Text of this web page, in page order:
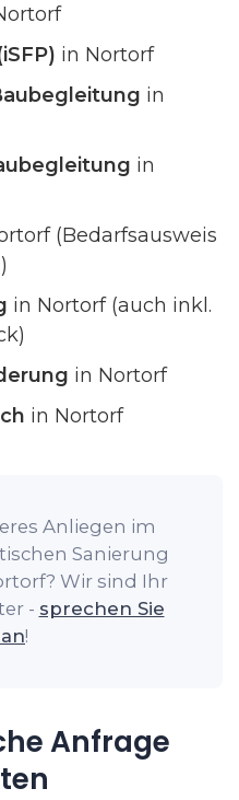
in Nortorf
in
in
(Bedarfsausweis
in Nortorf (auch inkl.
in Nortorf
in Nortorf
Anliegen im
Sanierung
Wir sind Ihr
- sprechen Sie
!
Anfrage